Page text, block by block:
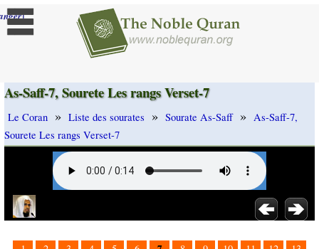
]
As-Saff-7, Sourete Les rangs Verset-7
Le Coran » Liste des sourates » Sourate As-Saff » As-Saff-7,
Sourete Les rangs Verset-7